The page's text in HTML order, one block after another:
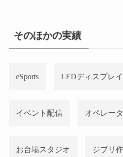
そのほかの実績
eSports LEDディスプレイ
イベント配信 オペレー
お台場スタジオ ジブリ